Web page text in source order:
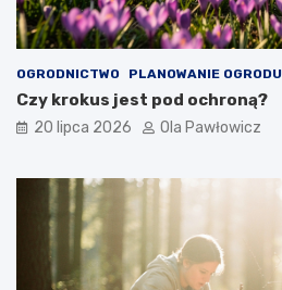
OGRODNICTWO PLANOWANIE OGRODU
Czy krokus jest pod ochroną?
20 lipca 2026 Ola Pawłowicz